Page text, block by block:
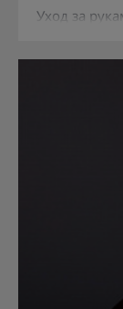
Уход за